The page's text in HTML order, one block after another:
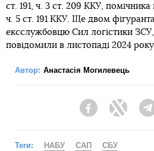
ст. 191, ч. 3 ст. 209 ККУ,
ч. 5 ст. 191 ККУ. Ще двом
ексслужбовцю Сил логістики
повідомили в листопаді 2024
Автор: Анастасія Могилевець
FacebookTwitter
Теги: НАБУ САП СБУ